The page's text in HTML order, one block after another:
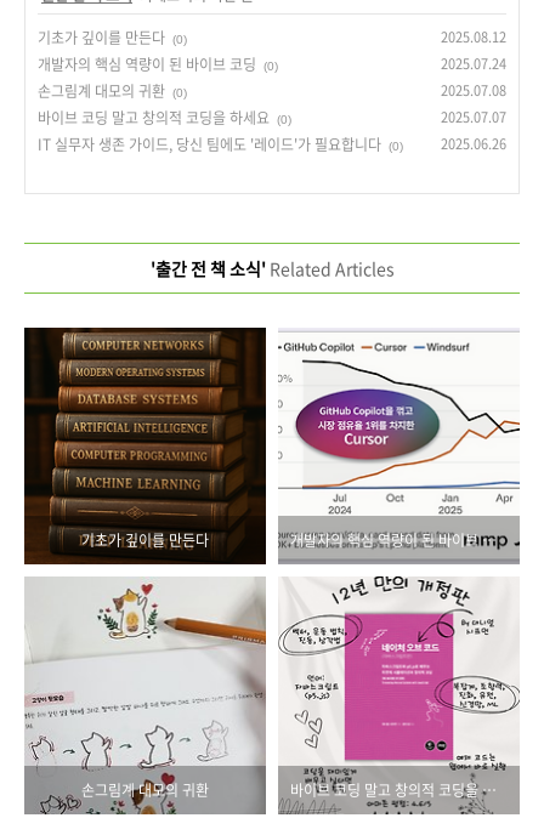
기초가 깊이를 만든다 (0) 2025.08.12
개발자의 핵심 역량이 된 바이브 코딩 (0) 2025.07.24
손그림계 대모의 귀환 (0) 2025.07.08
바이브 코딩 말고 창의적 코딩을 하세요 (0) 2025.07.07
IT 실무자 생존 가이드, 당신 팀에도 '레이드'가 필요합니다 (0) 2025.06.26
'출간 전 책 소식'Related Articles
기초가 깊이를 만든다 개발자의 핵심 역량이 된 바이브 코딩
손그림계 대모의 귀환 바이브 코딩 말고 창의적 코딩을 하세요